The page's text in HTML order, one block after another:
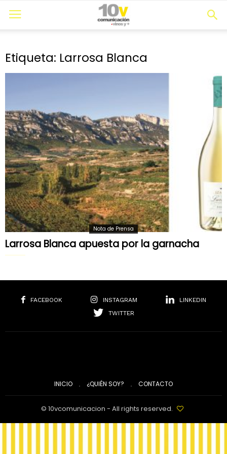
Etiqueta: Larrosa Blanca
Nota de Prensa
Larrosa Blanca apuesta por la garnacha
FACEBOOK INSTAGRAM
LINKEDIN
TWITTER
INICIO ¿QUIÉN SOY? CONTACTO
© 10vcomunicacion - All rights reserved.